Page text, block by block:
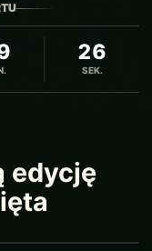
25
SEK.
edycję